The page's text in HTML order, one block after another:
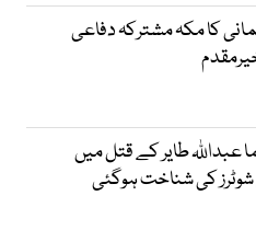
کا مکہ مشترکہ دفاعی
عبداللہ طایر کے قتل میں
کی شناخت ہوگئی